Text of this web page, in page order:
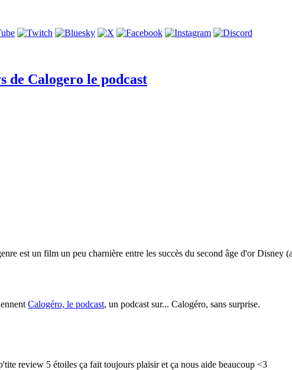
de Calogero le podcast
est un film un peu charnière entre les succès du second âge d'or Disney
Calogéro, le podcast, un podcast sur... Calogéro, sans surprise.
review 5 étoiles ça fait toujours plaisir et ça nous aide beaucoup <3